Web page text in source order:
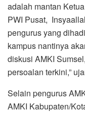
adalah mantan
PWI Pusat,
pengurus yang
kampus nantinya
diskusi AMKI
persoalan terkini,”
Selain pengurus
AMKI Kabupaten/